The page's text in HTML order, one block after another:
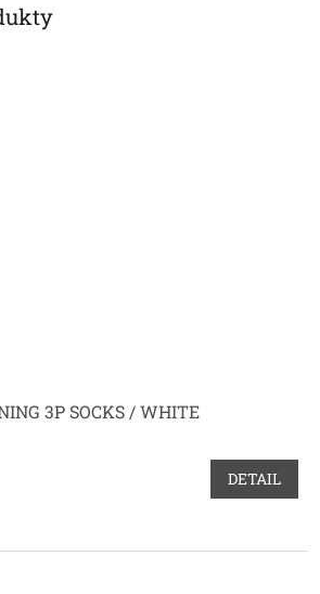
3P SOCKS / WHITE
DETAIL